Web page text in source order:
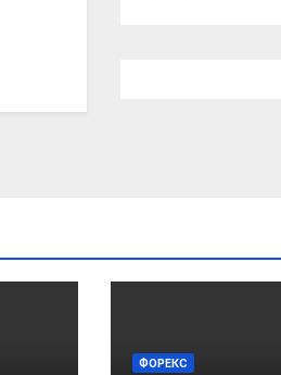
ФОРЕКС